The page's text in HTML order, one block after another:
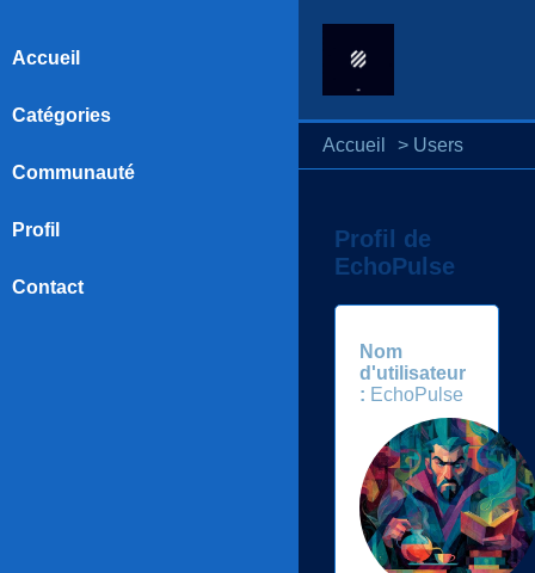
Accueil > Users
Accueil
Catégories
Communauté
Profil
Contact
Profil de
EchoPulse
Nom
d'utilisateur
: EchoPulse